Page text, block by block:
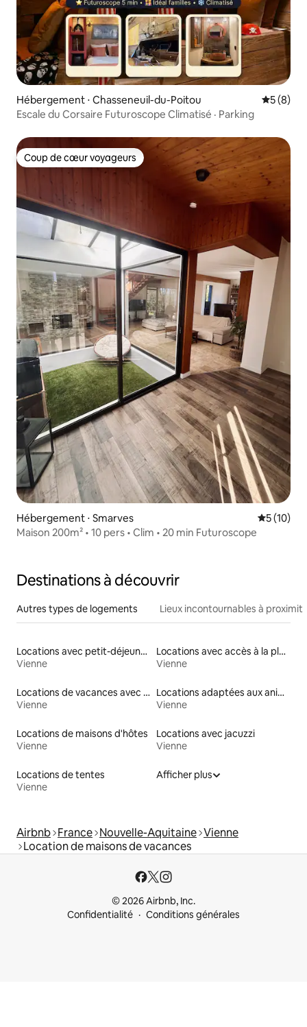
Hébergement ⋅ Chasseneuil-du-Poitou
5 (8)
Escale du Corsaire Futuroscope Climatisé · Parking
Coup de cœur voyageurs
Coup de cœur voyageurs
Hébergement ⋅ Smarves
5 (10)
Maison 200m² • 10 pers • Clim • 20 min Futuroscope
Destinations à découvrir
Autres types de logements Lieux incontournables à
Locations avec petit-déjeuner
Vienne
Locations avec accès à la plage
Vienne
Locations de vacances avec piscine
Vienne
Locations adaptées aux animaux
Vienne
Locations de maisons d'hôtes
Vienne
Locations avec jacuzzi
Vienne
Locations de tentes
Vienne
Afficher plus
Airbnb France Nouvelle-Aquitaine Vienne
Location de maisons de vacances
© 2026 Airbnb, Inc.
Confidentialité
Conditions générales